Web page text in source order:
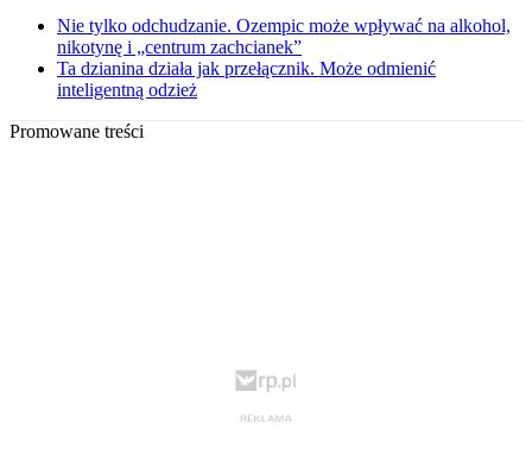
Nie tylko odchudzanie. Ozempic może wpływać na alkohol,
nikotynę i „centrum zachcianek”
Ta dzianina działa jak przełącznik. Może odmienić
inteligentną odzież
Promowane treści